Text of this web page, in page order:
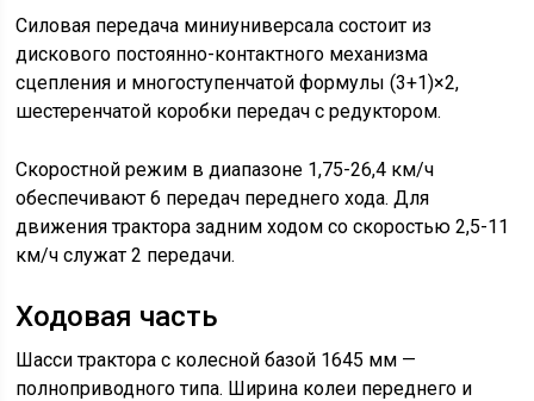
Силовая передача миниуниверсала состоит из
дискового постоянно-контактного механизма
сцепления и многоступенчатой формулы (3+1)×2,
шестеренчатой коробки передач с редуктором.
Скоростной режим в диапазоне 1,75-26,4 км/ч
обеспечивают 6 передач переднего хода. Для
движения трактора задним ходом со скоростью 2,5-11
км/ч служат 2 передачи.
Ходовая часть
Шасси трактора с колесной базой 1645 мм —
полноприводного типа. Ширина колеи переднего и